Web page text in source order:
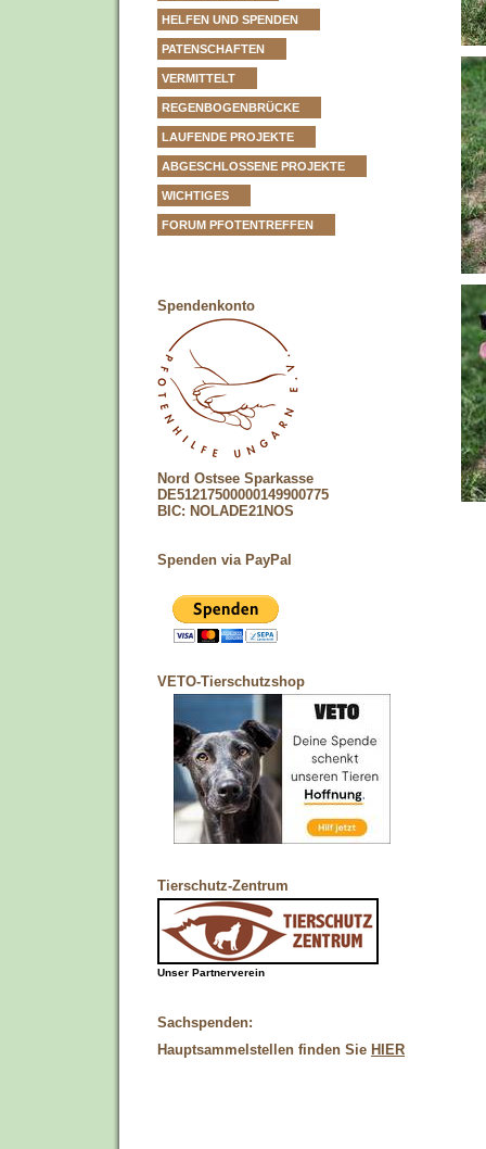
HELFEN UND SPENDEN
PATENSCHAFTEN
VERMITTELT
REGENBOGENBRÜCKE
LAUFENDE PROJEKTE
ABGESCHLOSSENE PROJEKTE
WICHTIGES
FORUM PFOTENTREFFEN
Spendenkonto
Nord Ostsee Sparkasse
DE51217500000149900775
BIC: NOLADE21NOS
Spenden via PayPal
VETO-Tierschutzshop
Tierschutz-Zentrum
Unser Partnerverein
Sachspenden:
Hauptsammelstellen finden Sie HIER